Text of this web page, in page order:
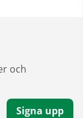
och
Signa upp